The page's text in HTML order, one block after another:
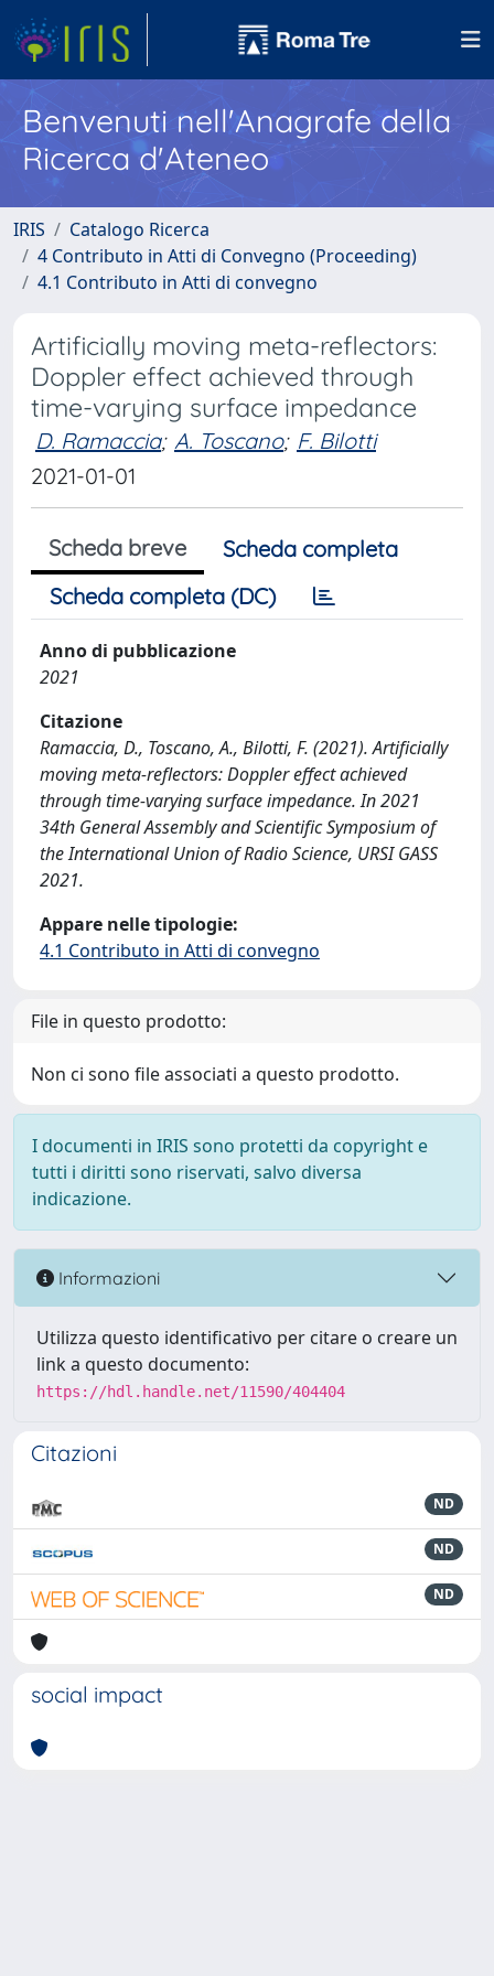
Benvenuti nell'Anagrafe della
Ricerca d'Ateneo
IRIS
Catalogo Ricerca
4 Contributo in Atti di Convegno (Proceeding)
4.1 Contributo in Atti di convegno
Artificially moving meta-reflectors:
Doppler effect achieved through
time-varying surface impedance
D. Ramaccia; A. Toscano; F. Bilotti
2021-01-01
Scheda breve
Scheda completa
Scheda completa (DC)
Anno di pubblicazione
2021
Citazione
Ramaccia, D., Toscano, A., Bilotti, F. (2021). Artificially
moving meta-reflectors: Doppler effect achieved
through time-varying surface impedance. In 2021
34th General Assembly and Scientific Symposium of
the International Union of Radio Science, URSI GASS
2021.
Appare nelle tipologie:
4.1 Contributo in Atti di convegno
File in questo prodotto:
Non ci sono file associati a questo prodotto.
I documenti in IRIS sono protetti da copyright e
tutti i diritti sono riservati, salvo diversa
indicazione.
Informazioni
Utilizza questo identificativo per citare o creare un
link a questo documento:
https://hdl.handle.net/11590/404404
Citazioni
ND
ND
ND
social impact